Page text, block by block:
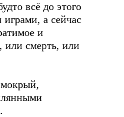
всё до этого
а сейчас
и
или смерть, или